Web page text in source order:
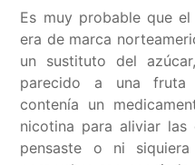
Es muy probable que
era de marca
un sustituto del
parecido a una fruta
contenía un
nicotina para aliviar las
pensaste o ni